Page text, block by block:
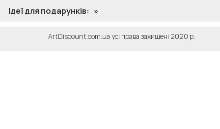
Ідеї ​​для подарунків: »
ArtDiscount.com.ua усі права захищені 2020 р.